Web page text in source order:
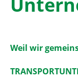
Weil wir